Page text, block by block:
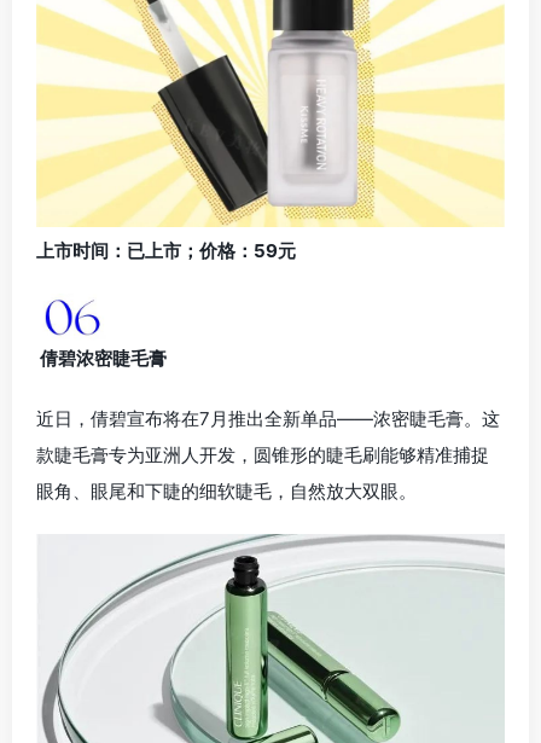
上市时间：已上市；价格：59元
倩碧浓密睫毛膏
近日，倩碧宣布将在7月推出全新单品——浓密睫毛膏。这
款睫毛膏专为亚洲人开发，圆锥形的睫毛刷能够精准捕捉
眼角、眼尾和下睫的细软睫毛，自然放大双眼。